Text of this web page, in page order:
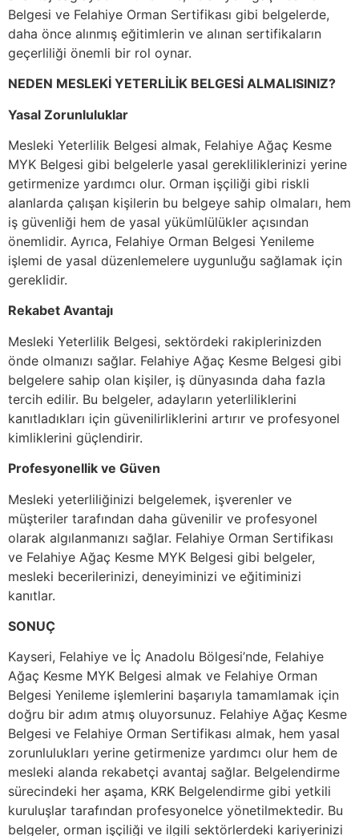
Belgesi ve Felahiye Orman Sertifikası gibi belgelerde,
daha önce alınmış eğitimlerin ve alınan sertifikaların
geçerliliği önemli bir rol oynar.
NEDEN MESLEKİ YETERLİLİK BELGESİ ALMALISINIZ?
Yasal Zorunluluklar
Mesleki Yeterlilik Belgesi almak, Felahiye Ağaç Kesme
MYK Belgesi gibi belgelerle yasal gerekliliklerinizi yerine
getirmenize yardımcı olur. Orman işçiliği gibi riskli
alanlarda çalışan kişilerin bu belgeye sahip olmaları, hem
iş güvenliği hem de yasal yükümlülükler açısından
önemlidir. Ayrıca, Felahiye Orman Belgesi Yenileme
işlemi de yasal düzenlemelere uygunluğu sağlamak için
gereklidir.
Rekabet Avantajı
Mesleki Yeterlilik Belgesi, sektördeki rakiplerinizden
önde olmanızı sağlar. Felahiye Ağaç Kesme Belgesi gibi
belgelere sahip olan kişiler, iş dünyasında daha fazla
tercih edilir. Bu belgeler, adayların yeterliliklerini
kanıtladıkları için güvenilirliklerini artırır ve profesyonel
kimliklerini güçlendirir.
Profesyonellik ve Güven
Mesleki yeterliliğinizi belgelemek, işverenler ve
müşteriler tarafından daha güvenilir ve profesyonel
olarak algılanmanızı sağlar. Felahiye Orman Sertifikası
ve Felahiye Ağaç Kesme MYK Belgesi gibi belgeler,
mesleki becerilerinizi, deneyiminizi ve eğitiminizi
kanıtlar.
SONUÇ
Kayseri, Felahiye ve İç Anadolu Bölgesi’nde, Felahiye
Ağaç Kesme MYK Belgesi almak ve Felahiye Orman
Belgesi Yenileme işlemlerini başarıyla tamamlamak için
doğru bir adım atmış oluyorsunuz. Felahiye Ağaç Kesme
Belgesi ve Felahiye Orman Sertifikası almak, hem yasal
zorunlulukları yerine getirmenize yardımcı olur hem de
mesleki alanda rekabetçi avantaj sağlar. Belgelendirme
sürecindeki her aşama, KRK Belgelendirme gibi yetkili
kuruluşlar tarafından profesyonelce yönetilmektedir. Bu
belgeler, orman işçiliği ve ilgili sektörlerdeki kariyerinizi